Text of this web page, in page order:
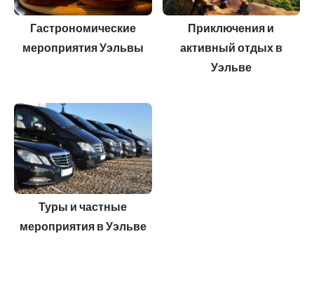
Гастрономические
мероприятия Уэльвы
Приключения и
активный отдых в
Уэльве
Туры и частные
мероприятия в Уэльве